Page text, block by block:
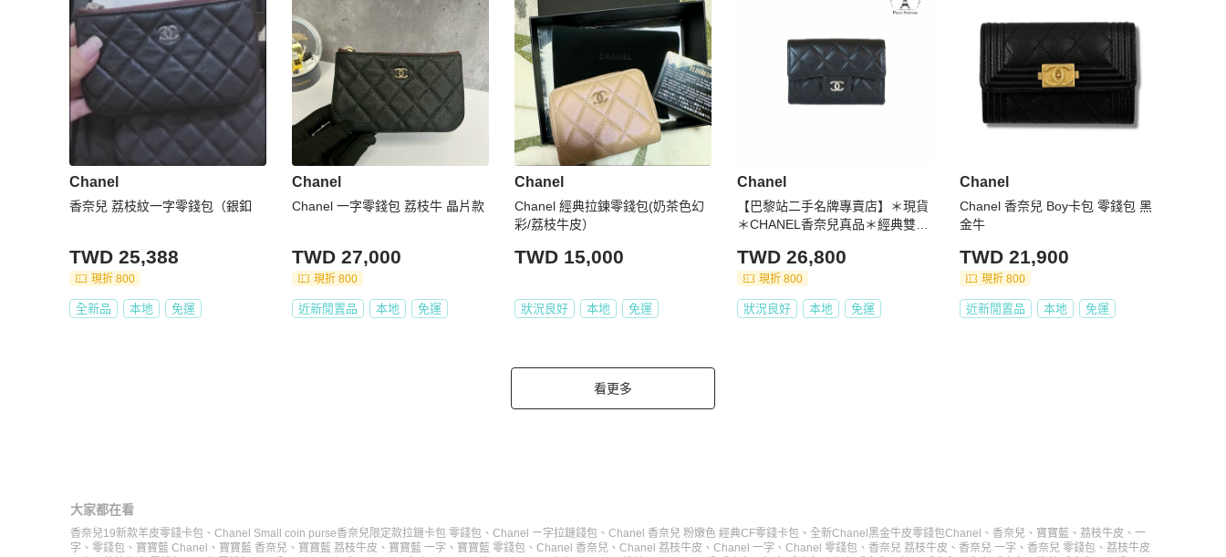
Chanel
香奈兒 荔枝紋一字零錢包（銀釦
TWD 25,388
現折 800
全新品 本地 免運
Chanel
Chanel 一字零錢包 荔枝牛 晶片款
TWD 27,000
現折 800
近新閒置品 本地 免運
Chanel
Chanel 經典拉鍊零錢包(奶茶色幻
彩/荔枝牛皮）
TWD 15,000
狀況良好 本地 免運
Chanel
【巴黎站二手名牌專賣店】＊現貨
＊CHANEL香奈兒真品＊經典雙C
TWD 26,800
現折 800
狀況良好 本地 免運
Chanel
Chanel 香奈兒 Boy卡包 零錢包 黑
金牛
TWD 21,900
現折 800
近新閒置品 本地 免運
看更多
大家都在看
香奈兒19新款羊皮零錢卡包 、 Chanel Small coin purse香奈兒限定款拉鏈卡包 零錢包 、 Chanel ㄧ字拉鏈錢包 、 Chanel 香奈兒 粉嫩色 經典CF零錢卡包 、 全新Chanel黑金牛皮零錢包Chanel 、 香奈兒 、 寶寶藍 、 荔枝牛皮 、 一
字 、 零錢包 、 寶寶藍 Chanel 、 寶寶藍 香奈兒 、 寶寶藍 荔枝牛皮 、 寶寶藍 一字 、 寶寶藍 零錢包 、 Chanel 香奈兒 、 Chanel 荔枝牛皮 、 Chanel 一字 、 Chanel 零錢包 、 香奈兒 荔枝牛皮 、 香奈兒 一字 、 香奈兒 零錢包 、 荔枝牛皮